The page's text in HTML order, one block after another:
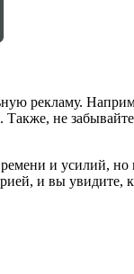
рекламу.
не
и усилий,
и вы увидите,